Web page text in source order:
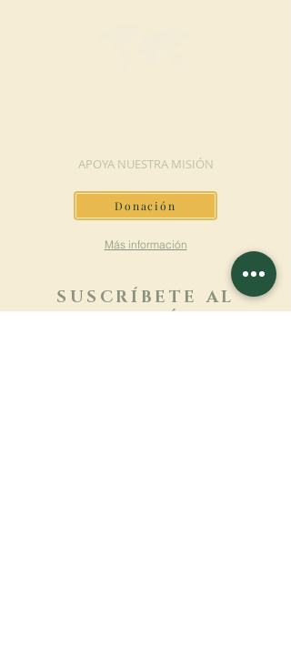
APOYA NUESTRA MISIÓN
Donación
Más información
SUSCRÍBETE AL